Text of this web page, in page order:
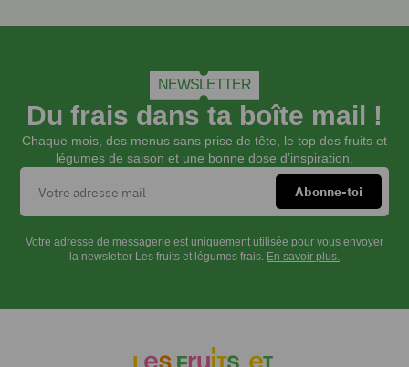
NEWSLETTER
Du frais dans ta boîte mail !
Chaque mois, des menus sans prise de tête, le top des fruits et
légumes de saison et une bonne dose d’inspiration.
Votre adresse de messagerie est uniquement utilisée pour vous envoyer
la newsletter Les fruits et légumes frais. En savoir plus.